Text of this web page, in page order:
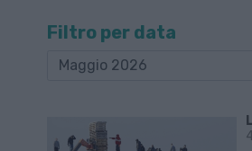
Filtro per data